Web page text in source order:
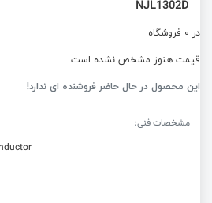
NJL1302D
در 0 فروشگاه
قیمت هنوز مشخص نشده است
این محصول در حال حاضر فروشنده ای ندارد!
مشخصات فنی: